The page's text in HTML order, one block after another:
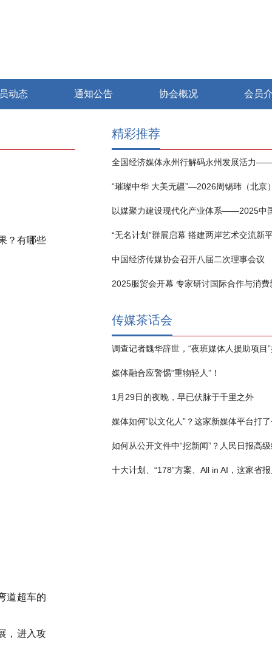
动态 通知公告 协会概况 会员
？有哪些
道超车的
，进入攻
精彩推荐
“无名计划”群展启幕 搭建两岸艺术交流新
中国经济传媒协会召开八届二次理事会议
2025服贸会开幕 专家研讨国际合作与消费
传媒茶话会
媒体融合应警惕“重物轻人”！
1月29日的夜晚，早已伏脉于千里之外
媒体如何“以文化人”？这家新媒体平台打